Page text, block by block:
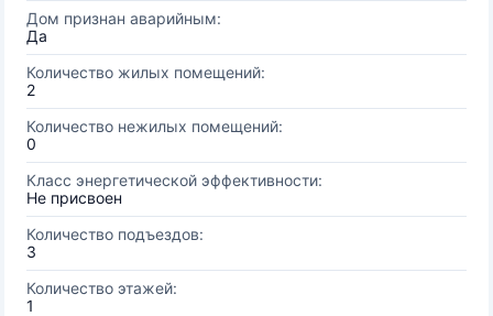
Дом признан аварийным:
Да
Количество жилых помещений:
2
Количество нежилых помещений:
0
Класс энергетической эффективности:
Не присвоен
Количество подъездов:
3
Количество этажей:
1